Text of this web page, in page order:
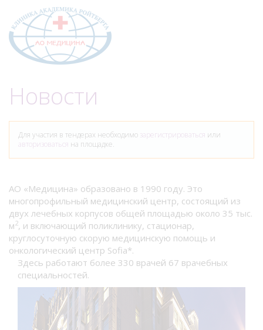
Новости
Для участия в тендерах необходимо зарегистрироваться или
авторизоваться на площадке.
АО «Медицина» образовано в 1990 году. Это
многопрофильный медицинский центр, состоящий из
двух лечебных корпусов общей площадью около 35 тыс.
м 2, и включающий поликлинику, стационар,
круглосуточную скорую медицинскую помощь и
онкологический центр Sofia*.
Здесь работают более 330 врачей 67 врачебных
специальностей.